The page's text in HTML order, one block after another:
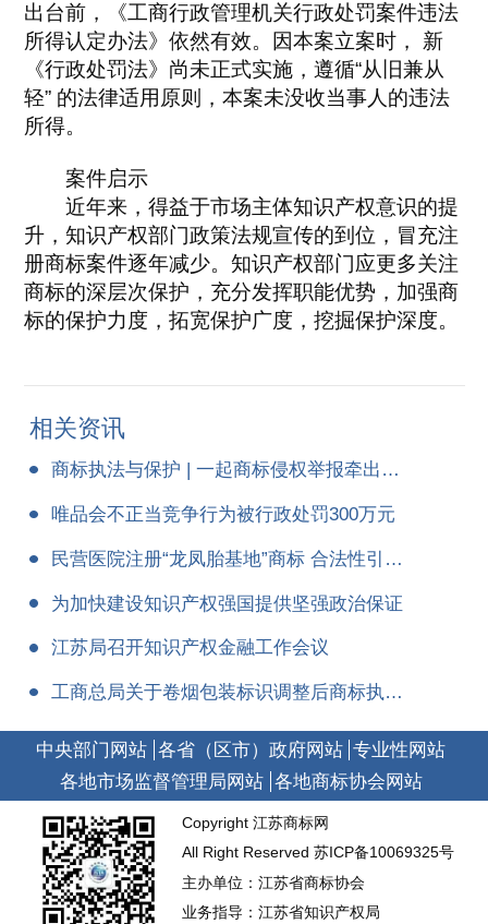
出台前，《工商行政管理机关行政处罚案件违法
所得认定办法》依然有效。因本案立案时， 新
《行政处罚法》尚未正式实施，遵循“从旧兼从
轻” 的法律适用原则，本案未没收当事人的违法
所得。
案件启示
近年来，得益于市场主体知识产权意识的提
升，知识产权部门政策法规宣传的到位，冒充注
册商标案件逐年减少。知识产权部门应更多关注
商标的深层次保护，充分发挥职能优势，加强商
标的保护力度，拓宽保护广度，挖掘保护深度。
相关资讯
商标执法与保护 | 一起商标侵权举报牵出的无证制售假冒食品案
唯品会不正当竞争行为被行政处罚300万元
民营医院注册“龙凤胎基地”商标 合法性引质疑
为加快建设知识产权强国提供坚强政治保证
江苏局召开知识产权金融工作会议
工商总局关于卷烟包装标识调整后商标执法工作中有关问题的通知
中央部门网站 各省（区市）政府网站 专业性网站
各地市场监督管理局网站 各地商标协会网站
Copyright 江苏商标网
All Right Reserved苏ICP备10069325号
主办单位：江苏省商标协会
业务指导：江苏省知识产权局